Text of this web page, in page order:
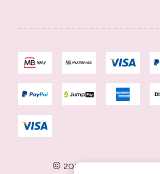
2026 Memorythings